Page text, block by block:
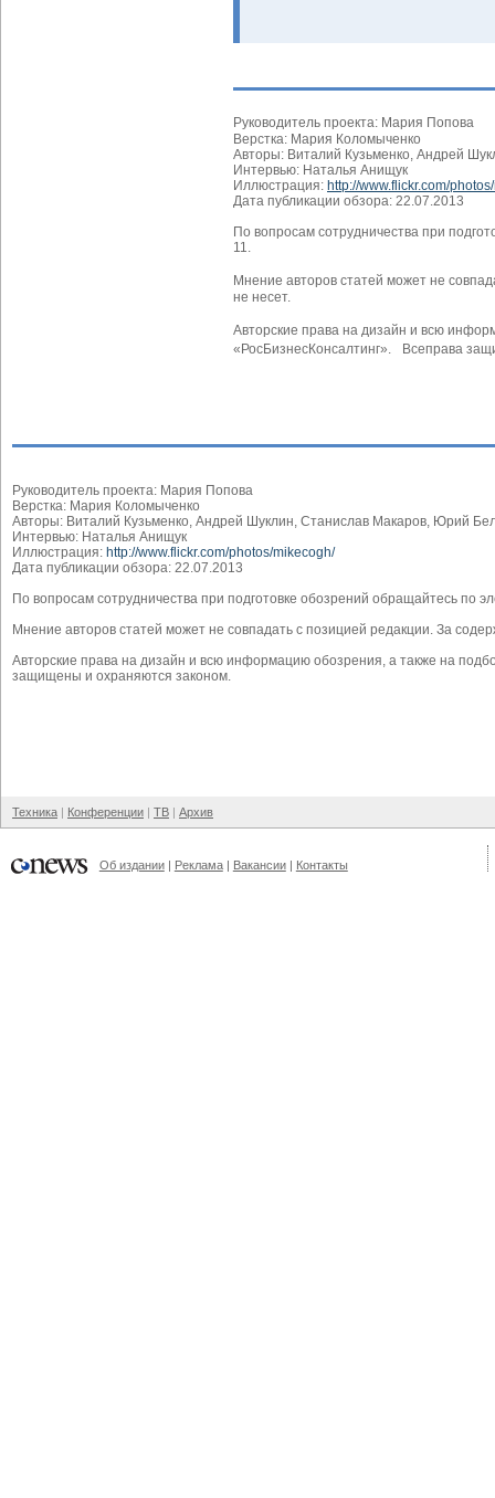
Руководитель проекта: Мария Попова
Верстка: Мария Коломыченко
Авторы: Виталий Кузьменко, Андрей
Интервью: Наталья Анищук
Иллюстрация: http://www.flickr.com/
Дата публикации обзора: 22.07.2013
По вопросам сотрудничества при
11.
Мнение авторов статей может не
не несет.
Авторские права на дизайн и всю
«РосБизнесКонсалтинг». Всеправа
Руководитель проекта: Мария Попова
Верстка: Мария Коломыченко
Авторы: Виталий Кузьменко, Андрей Шуклин, Станислав Макаров, Юрий
Интервью: Наталья Анищук
Иллюстрация: http://www.flickr.com/photos/mikecogh/
Дата публикации обзора: 22.07.2013
По вопросам сотрудничества при подготовке обозрений обращайтесь
Мнение авторов статей может не совпадать с позицией редакции. За
Авторские права на дизайн и всю информацию обозрения, а также на
защищены и охраняются законом.
Техника Конференции ТВ Архив
Об издании Реклама Вакансии Контакты